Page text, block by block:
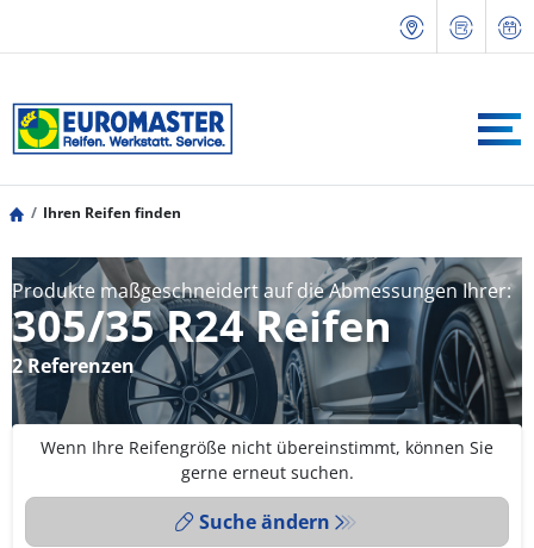
Ihren Reifen finden
Produkte maßgeschneidert auf die Abmessungen Ihrer:
305/35 R24 Reifen
2 Referenzen
Wenn Ihre Reifengröße nicht übereinstimmt, können Sie
gerne erneut suchen.
Suche ändern